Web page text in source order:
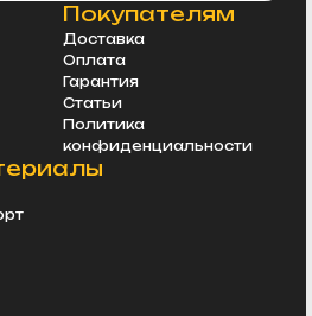
Покупателям
Доставка
Оплата
Гарантия
Статьи
Политика
конфиденциальности